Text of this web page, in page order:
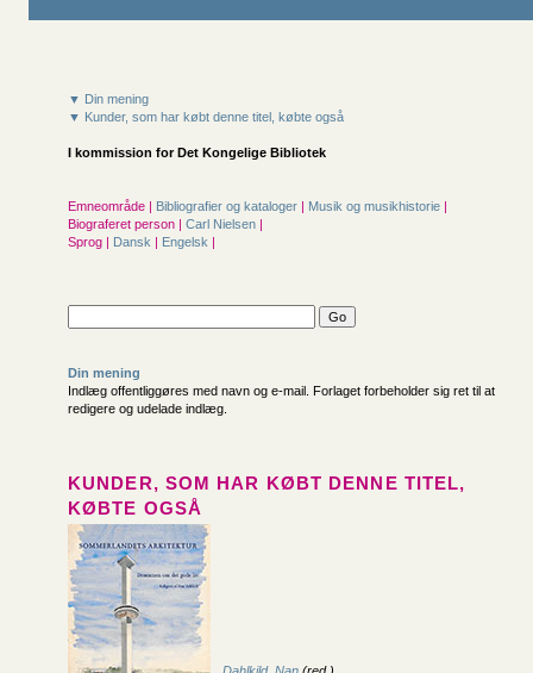
▼ Din mening
▼ Kunder, som har købt denne titel, købte også
I kommission forDet Kongelige Bibliotek
Emneområde | Bibliografier og kataloger | Musik og musikhistorie |
Biograferet person | Carl Nielsen |
Sprog | Dansk | Engelsk |
Din mening
Indlæg offentliggøres med navn og e-mail. Forlaget forbeholder sig ret til at
redigere og udelade indlæg.
KUNDER, SOM HAR KØBT DENNE TITEL,
KØBTE OGSÅ